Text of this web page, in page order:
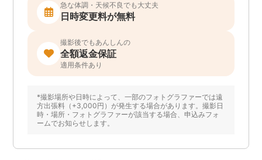
急な体調・天候不良でも大丈夫
日時変更料が無料
撮影後でもあんしんの
全額返金保証
適用条件あり
*撮影場所や日時によって、一部のフォトグラファーでは遠
方出張料（+3,000円）が発生する場合があります。撮影日
時・場所・フォトグラファーが該当する場合、申込みフォ
ームでお知らせします。